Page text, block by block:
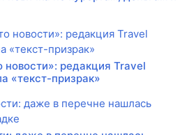
новости»: редакция Travel
«текст-призрак»